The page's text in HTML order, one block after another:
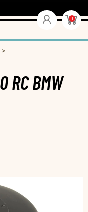
0
RC BMW